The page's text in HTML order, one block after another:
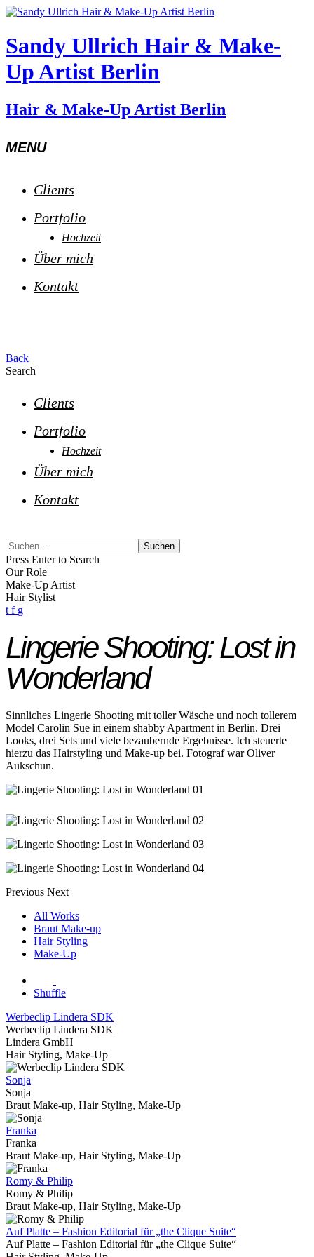
Sandy Ullrich Hair & Make-
Up Artist Berlin
Hair & Make-Up Artist Berlin
MENU
Clients
Portfolio
Hochzeit
Über mich
Kontakt
Back
Search
Clients
Portfolio
Hochzeit
Über mich
Kontakt
Suchen
nach:
Press Enter to Search
Our Role
Make-Up Artist
Hair Stylist
t f g
Lingerie Shooting: Lost in
Wonderland
Sinnliches Lingerie Shooting mit toller Wäsche und noch tollerem
Model Carolin Sue in einem shabby Apartment in Berlin. Drei
Looks, drei Sets und viele bezaubernde Ergebnisse. Ich steuerte
hierzu das Hairstyling und Make-up bei. Fotograf war Oliver
Aukschun.
Previous Next
All Works
Braut Make-up
Hair Styling
Make-Up
Shuffle
Werbeclip Lindera SDK
Werbeclip Lindera SDK
Lindera GmbH
Hair Styling, Make-Up
Sonja
Sonja
Braut Make-up, Hair Styling, Make-Up
Franka
Franka
Braut Make-up, Hair Styling, Make-Up
Romy & Philip
Romy & Philip
Braut Make-up, Hair Styling, Make-Up
Auf Platte – Fashion Editorial für „the Clique Suite“
Auf Platte – Fashion Editorial für „the Clique Suite“